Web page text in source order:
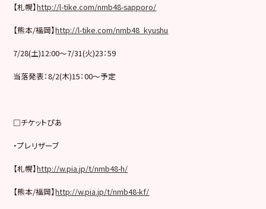
【札幌】http://l-tike.com/nmb48-sapporo/
【熊本/福岡】http://l-tike.com/nmb48_kyushu
7/28(土)12:00～7/31(火)23：59
当落発表：8/2(木)15：00〜予定
□チケットぴあ
・プレリザーブ
【札幌】http://w.pia.jp/t/nmb48-h/
【熊本/福岡】http://w.pia.jp/t/nmb48-kf/